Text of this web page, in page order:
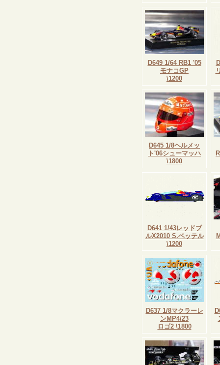
D649 1/64 RB1 '05
モナコGP
\1200
D645 1/8ヘルメッ
ト'06シューマッハ
\1800
D641 1/43レッドブ
ルX2010 S.ベッテル
\1200
D637 1/8マクラーレ
ンMP4/23
ロゴ2 \1800